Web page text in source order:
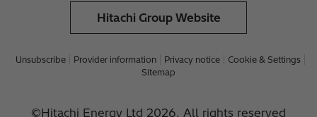
Hitachi Group Website
Unsubscribe Provider information Privacy notice
Cookie & Settings
Sitemap
©Hitachi Energy Ltd 2026. All rights reserved